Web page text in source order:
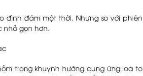
đình đám một thời. Nhưng so với phiên
nhỏ gọn hơn.
trong khuynh hướng cung ứng loa to